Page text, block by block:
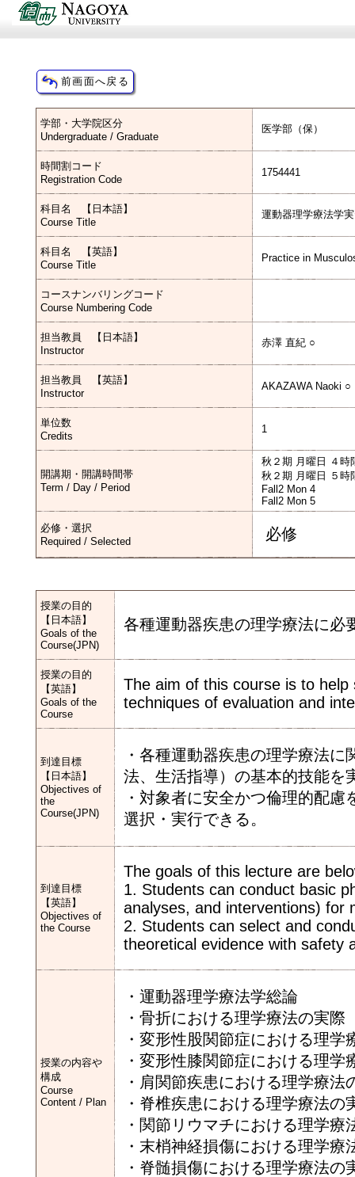
学部・大学院区分
Undergraduate / Graduate
医学部（保）
時間割コード
Registration Code
1754441
科目名 【日本語】
Course Title
運動器理学療法学
科目名 【英語】
Course Title
Practice in
コースナンバリングコード
Course Numbering Code
担当教員 【日本語】
Instructor
赤澤 直紀 ○
担当教員 【英語】
Instructor
AKAZAWA Naoki ○
単位数
Credits
1
開講期・開講時間帯
Term / Day / Period
秋２期 月曜日 ４時
秋２期 月曜日 ５時
Fall2 Mon 4
Fall2 Mon 5
必修・選択
Required / Selected
必修
授業の目的
【日本語】
Goals of the
Course(JPN)
各種運動器疾患の理学療法に必
授業の目的
【英語】
Goals of the
Course
The aim of this course is to
techniques of evaluation and
到達目標
【日本語】
Objectives of
the
Course(JPN)
・各種運動器疾患の理学療法
法、生活指導）の基本的技能を
・対象者に安全かつ倫理的配
選択・実行できる。
到達目標
【英語】
Objectives of
the Course
The goals of this lecture are
1. Students can conduct basic
analyses, and interventions) for
2. Students can select and
theoretical evidence with safety
授業の内容や
構成
Course
Content / Plan
・運動器理学療法学総論
・骨折における理学療法の実際
・変形性股関節症における理学
・変形性膝関節症における理学
・肩関節疾患における理学療法
・脊椎疾患における理学療法の
・関節リウマチにおける理学療
・末梢神経損傷における理学療
・脊髄損傷における理学療法の